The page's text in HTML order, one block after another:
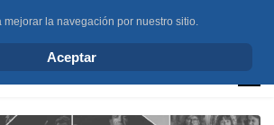
mejorar la navegación por nuestro sitio.
Aceptar